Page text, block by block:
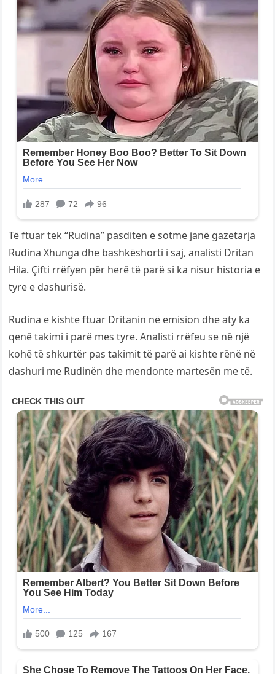
Të ftuar tek “Rudina” pasditen e sotme janë gazetarja
Rudina Xhunga dhe bashkëshorti i saj, analisti Dritan
Hila. Çifti rrëfyen për herë të parë si ka nisur historia e
tyre e dashurisë.
Rudina e kishte ftuar Dritanin në emision dhe aty ka
qenë takimi i parë mes tyre. Analisti rrëfeu se në një
kohë të shkurtër pas takimit të parë ai kishte rënë në
dashuri me Rudinën dhe mendonte martesën me të.